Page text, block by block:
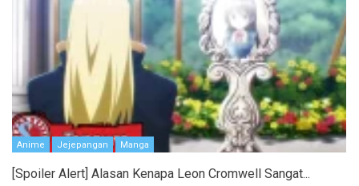
Anime Jejepangan Manga
[Spoiler Alert] Alasan Kenapa Leon Cromwell Sangat...